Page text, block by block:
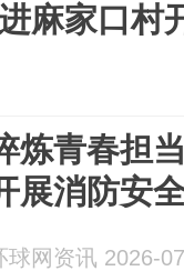
麻家口村
炼青春担
展消防安
球网资讯 2026-